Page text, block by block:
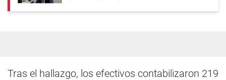
Tras el hallazgo, los efectivos contabilizaron 219